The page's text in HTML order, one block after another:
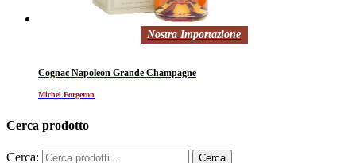
Nostra Importazione
Cognac Napoleon Grande Champagne
Michel Forgeron
Cerca prodotto
Cerca: